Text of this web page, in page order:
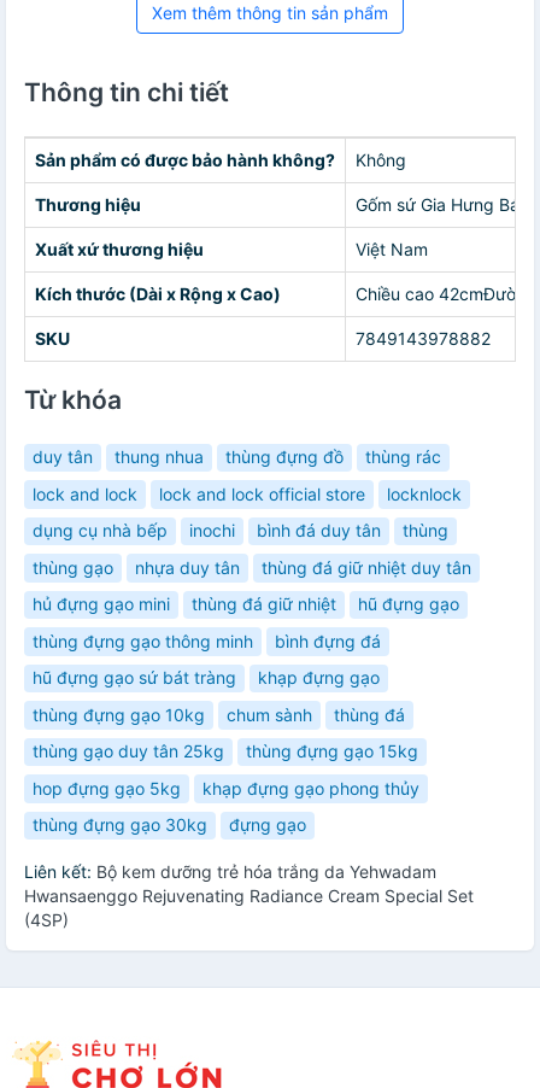
Xem thêm thông tin sản phẩm
Thông tin chi tiết
Sản phẩm có được bảo hành không? Không
Thương hiệu Gốm sứ Gia Hưng Bát
Xuất xứ thương hiệu Việt Nam
Kích thước (Dài x Rộng x Cao) Chiều cao
SKU 7849143978882
Từ khóa
duy tân thung nhua thùng đựng đồ
thùng rác
lock and lock
lock and lock official store
locknlock
dụng cụ nhà bếp
inochi bình đá duy tân
thùng
thùng gạo
nhựa duy tân
thùng đá giữ nhiệt duy tân
hủ đựng gạo mini
thùng đá giữ nhiệt
hũ đựng gạo
thùng đựng gạo thông minh
bình đựng đá
hũ đựng gạo sứ bát tràng
khạp đựng gạo
thùng đựng gạo 10kg
chum sành
thùng đá
thùng gạo duy tân 25kg
thùng đựng gạo 15kg
hop đựng gạo 5kg
khạp đựng gạo phong thủy
thùng đựng gạo 30kg
đựng gạo
Liên kết: Bộ kem dưỡng trẻ hóa trắng da Yehwadam
Hwansaenggo Rejuvenating Radiance Cream Special Set
(4SP)